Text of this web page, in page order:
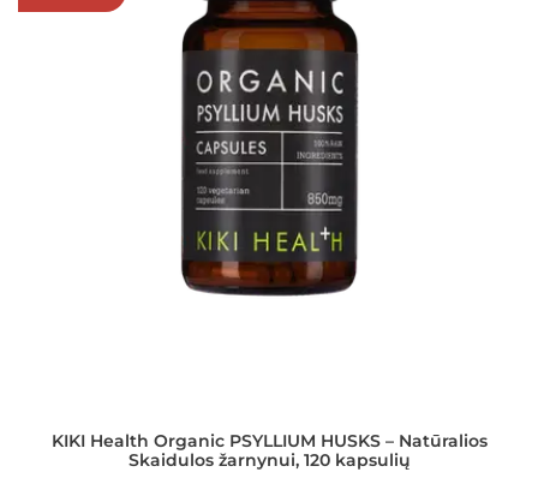
KIKI Health Organic PSYLLIUM HUSKS – Natūralios
Skaidulos žarnynui, 120 kapsulių